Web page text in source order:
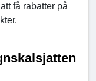
få rabatter på